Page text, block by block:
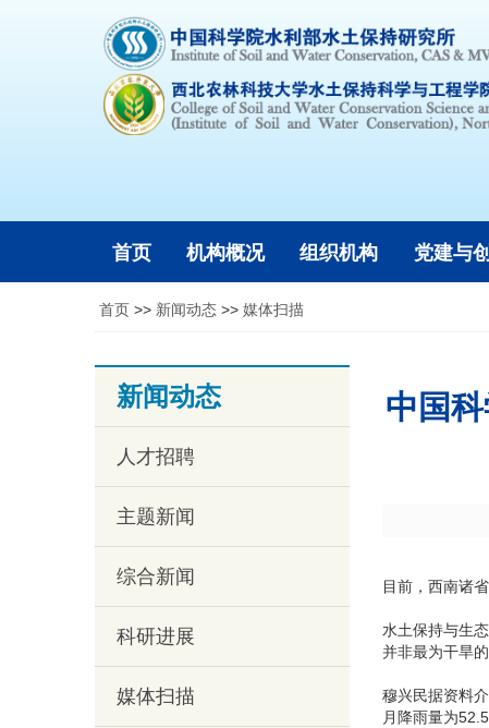
首页 机构概况 组织机构 党建与
首页 >> 新闻动态 >> 媒体扫描
新闻动态
人才招聘
主题新闻
综合新闻
科研进展
媒体扫描
中国
目前，西南诸
水土保持与生
并非最为干旱的
穆兴民据资料
月降雨量为